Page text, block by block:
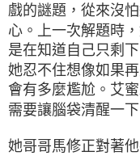
戲的謎題，從來沒
心。上一次解題時
是在知道自己只剩
她忍不住想像如果
會有多麼尷尬。艾
需要讓腦袋清醒一下
她哥哥馬修正對著